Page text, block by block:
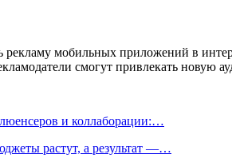
рекламу мобильных приложений в
смогут привлекать новую
и коллаборации:…
растут, а результат —…